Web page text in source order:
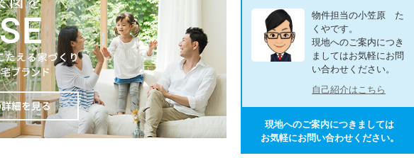
物件担当の小笠原 た
くやです。
現地へのご案内につき
ましてはお気軽にお問
い合わせください。
自己紹介はこちら
現地へのご案内につきましては
お気軽にお問い合わせください。